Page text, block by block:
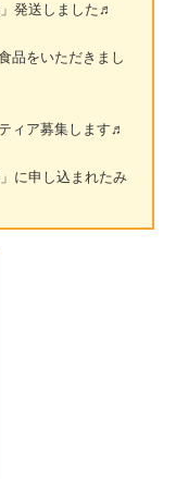
発送しました♬
品をいただきまし
ィア募集します♬
に申し込まれたみ